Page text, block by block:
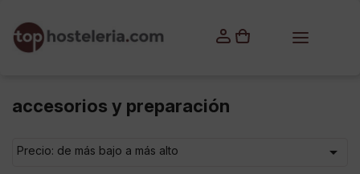
accesorios y preparación
Precio: de más bajo a más alto 
Iniciar sesión